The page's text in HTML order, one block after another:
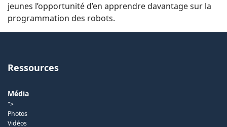
jeunes l’opportunité d’en apprendre davantage sur la
programmation des robots.
Ressources
Média
">
Photos
Vidéos